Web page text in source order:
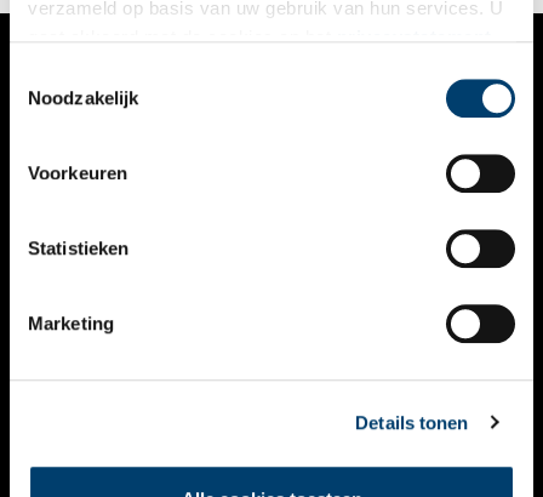
verzameld op basis van uw gebruik van hun services. U
Noodzakelijk
Voorkeuren
Statistieken
Marketing
Details tonen
VERHALEN
KALENDER
THEMA’S
VIDEO’S
CONTACT